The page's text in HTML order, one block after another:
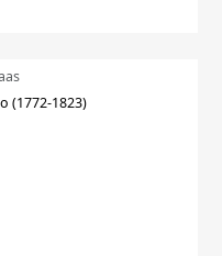
(1772-1823)